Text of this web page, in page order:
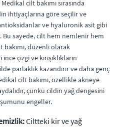
cilt bakımı sırasında
ihtiyaçlarına göre seçilir ve
ve hyaluronik asit gibi
Bu sayede, cilt hem nemlenir hem
bakımı, düzenli olarak
çizgi ve kırışıklıkların
parlaklık kazandırır ve daha genç
cilt bakımı, özellikle akneye
çünkü cildin yağ dengesini
engeller.
Ciltteki kir ve yağ